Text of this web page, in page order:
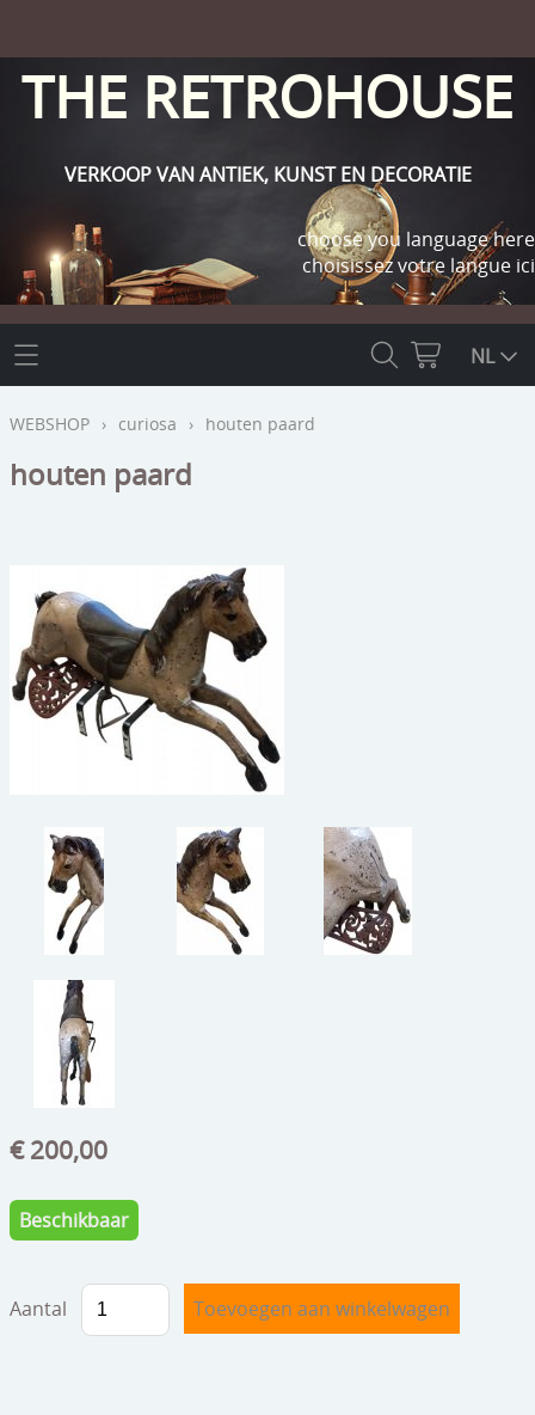
THE RETROHOUSE
VERKOOP VAN ANTIEK, KUNST EN DECORATIE
choose you language here
choisissez votre langue ici
THE RETROHOUSE
WEBSHOP
OUTLET
meubels
reclamevoorwerpen/merken
curiosa
schilderijen
juwelen/horloges/brillen
medailles/munten/bankbiljetten
ets/tekening/litho/gravure
glaswerk
lamp/luchter
speelgoed
zilverwerk
spiegels
tapijten
boeken
INFO
CONTACT
NL
WEBSHOP › curiosa › houten paard
houten paard
€ 200,00
Beschikbaar
Aantal